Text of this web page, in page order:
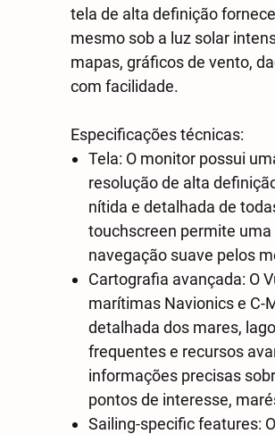
tela de alta definição
mesmo sob a luz solar
mapas, gráficos de vento,
com facilidade.
Especificações técnicas:
Tela: O monitor possui
resolução de alta
nítida e detalhada de
touchscreen permite
navegação suave pelos
Cartografia avançada: O
marítimas Navionics e C-
detalhada dos mares,
frequentes e recursos
informações precisas
pontos de interesse,
Sailing-specific features: